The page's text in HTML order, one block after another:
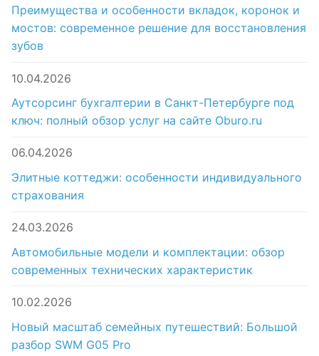
Преимущества и особенности вкладок, коронок и
мостов: современное решение для восстановления
зубов
10.04.2026
Аутсорсинг бухгалтерии в Санкт-Петербурге под
ключ: полный обзор услуг на сайте Oburo.ru
06.04.2026
Элитные коттеджи: особенности индивидуального
страхования
24.03.2026
Автомобильные модели и комплектации: обзор
современных технических характеристик
10.02.2026
Новый масштаб семейных путешествий: Большой
разбор SWM G05 Pro